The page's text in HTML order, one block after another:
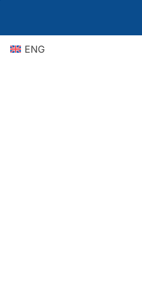
ENG